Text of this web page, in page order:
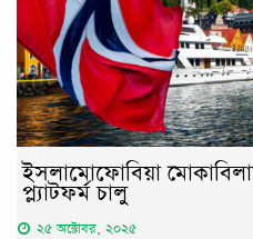
ইসলামোফোবিয়া
প্ল্যাটফর্ম চালু
২৫ অক্টোবর, ২০২৫